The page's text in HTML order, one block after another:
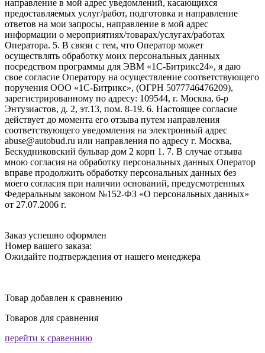
направление в мой адрес уведомлений, касающихся
предоставляемых услуг/работ, подготовка и направление
ответов на мои запросы, направление в мой адрес
информации о мероприятиях/товарах/услугах/работах
Оператора. 5. В связи с тем, что Оператор может
осуществлять обработку моих персональных данных
посредством программы для ЭВМ «1С-Битрикс24», я даю
свое согласие Оператору на осуществление соответствующего
поручения ООО «1С-Битрикс», (ОГРН 5077746476209),
зарегистрированному по адресу: 109544, г. Москва, б-р
Энтузиастов, д. 2, эт.13, пом. 8-19. 6. Настоящее согласие
действует до момента его отзыва путем направления
соответствующего уведомления на электронный адрес
abuse@autobud.ru или направления по адресу г. Москва,
Бескудниковский бульвар дом 2 корп 1. 7. В случае отзыва
мною согласия на обработку персональных данных Оператор
вправе продолжить обработку персональных данных без
моего согласия при наличии оснований, предусмотренных
Федеральным законом №152-ФЗ «О персональных данных»
от 27.07.2006 г.
Заказ успешно оформлен
Номер вашего заказа:
Ожидайте подтверждения от нашего менеджера
Товар добавлен к сравнению
Товаров для сравнения
перейти к сравеннию